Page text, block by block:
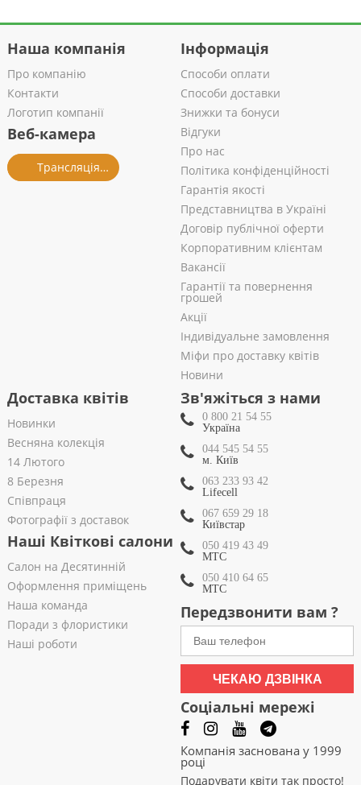
Наша компанія
Про компанію
Контакти
Логотип компанії
Веб-камера
Трансляція із салону
Інформація
Способи оплати
Способи доставки
Знижки та бонуси
Відгуки
Про нас
Політика конфіденційності
Гарантія якості
Представництва в Україні
Договір публічної оферти
Корпоративним клієнтам
Вакансії
Гарантії та повернення
грошей
Акції
Індивідуальне замовлення
Міфи про доставку квітів
Новини
Доставка квітів
Новинки
Весняна колекція
14 Лютого
8 Березня
Співпраця
Фотографії з доставок
Наші Квіткові салони
Салон на Десятинній
Оформлення приміщень
Наша команда
Поради з флористики
Наші роботи
Зв'яжіться з нами
0 800 21 54 55
Україна
044 545 54 55
м. Київ
063 233 93 42
Lifecell
067 659 29 18
Київстар
050 419 43 49
МТС
050 410 64 65
МТС
Передзвонити вам ?
ЧЕКАЮ ДЗВІНКА
Соціальні мережі
Компанія заснована у 1999
році
Подарувати квіти так просто!